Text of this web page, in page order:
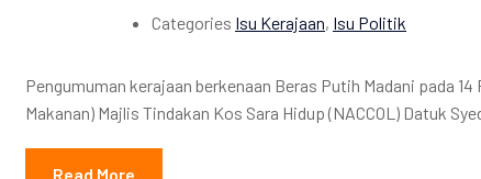
Categories Isu Kerajaan, Isu Politik
Pengumuman kerajaan berkenaan Beras Putih Madani pada
Makanan) Majlis Tindakan Kos Sara Hidup (NACCOL) Datuk
Read More